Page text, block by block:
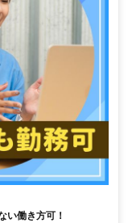
い働き方可！